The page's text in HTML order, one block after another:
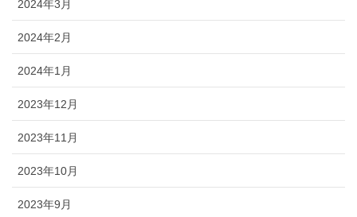
2024年3月
2024年2月
2024年1月
2023年12月
2023年11月
2023年10月
2023年9月